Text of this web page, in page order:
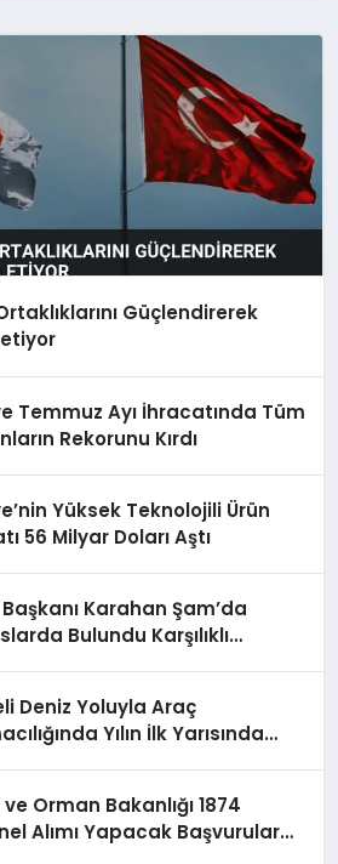
Güçlendirerek
Temmuz Ayı İhracatında Tüm
Rekorunu Kırdı
Yüksek Teknolojili Ürün
56 Milyar Doları Aştı
Başkanı Karahan Şam’da
Bulundu Karşılıklı
Deniz Yoluyla Araç
Yılın İlk Yarısında
ve Orman Bakanlığı 1874
Alımı Yapacak Başvurular